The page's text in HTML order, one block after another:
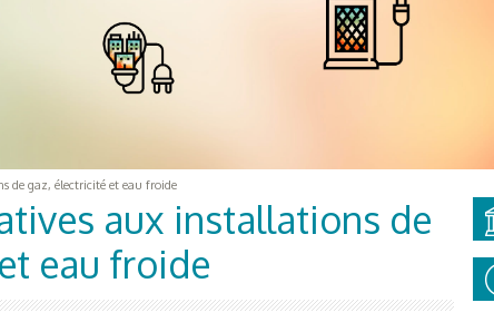
de gaz, électricité et eau froide
aux installations de
eau froide